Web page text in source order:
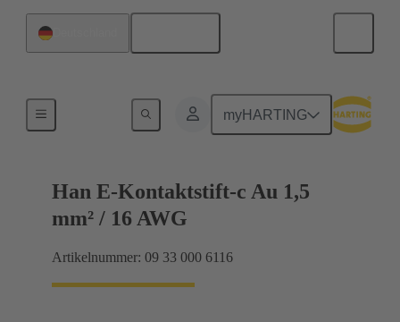
myHARTING
Han E-Kontaktstift-c Au 1,5
mm² / 16 AWG
Artikelnummer: 09 33 000 6116